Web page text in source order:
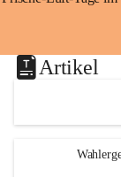
Artikel